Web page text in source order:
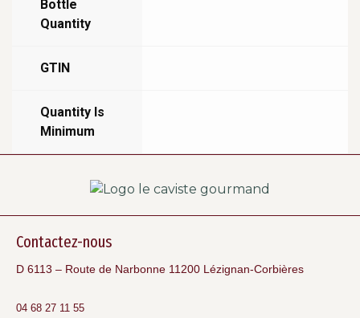
Bottle
Quantity
GTIN
Quantity Is
Minimum
Contactez-nous
D 6113 – Route de Narbonne 11200 Lézignan-Corbières
04 68 27 11 55